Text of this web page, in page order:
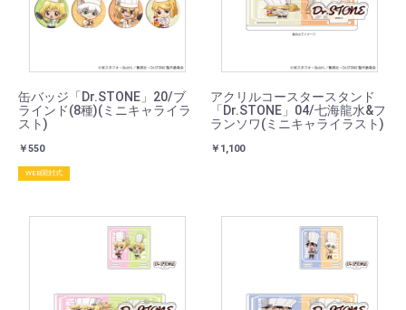
缶バッジ「Dr.STONE」20/ブ
ラインド(8種)(ミニキャライラ
スト)
￥550
WEB開封式
アクリルコースタースタンド
「Dr.STONE」04/七海龍水&フ
ランソワ(ミニキャライラスト)
￥1,100